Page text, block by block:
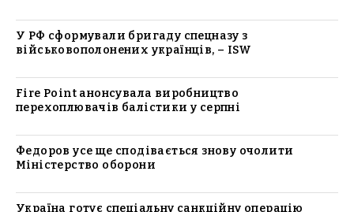
У РФ сформували бригаду спецназу з
військовополонених українців, – ISW
Fire Point анонсувала виробництво
перехоплювачів балістики у серпні
Федоров усе ще сподівається знову очолити
Міністерство оборони
Україна готує спеціальну санкційну операцію